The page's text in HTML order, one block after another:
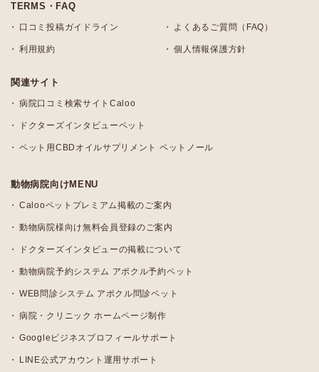
TERMS・FAQ
口コミ投稿ガイドライン よくあるご質問（FAQ）
利用規約 個人情報保護方針
関連サイト
病院口コミ検索サイトCaloo
ドクターズインタビューペット
ペット用CBDオイルサプリメント ペットノール
動物病院向けMENU
Calooペットプレミアム掲載のご案内
動物病院様向け無料会員登録のご案内
ドクターズインタビューの掲載について
動物病院予約システム アポクル予約ペット
WEB問診システム アポクル問診ペット
病院・クリニック ホームページ制作
Googleビジネスプロフィールサポート
LINE公式アカウント運用サポート